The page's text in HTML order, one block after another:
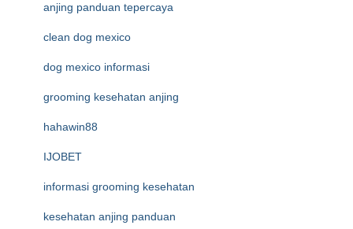
anjing panduan tepercaya
clean dog mexico
dog mexico informasi
grooming kesehatan anjing
hahawin88
IJOBET
informasi grooming kesehatan
kesehatan anjing panduan